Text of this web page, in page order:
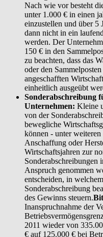
Nach wie vor besteht
unter 1.000 € in einen
einzustellen und über 5
dann nicht in ein
werden. Der
150 € in den
zu beachten, dass das
oder den
angeschafften
einheitlich ausgeübt
Sonderabschreibung
Unternehmen: Kleine
von der
bewegliche
können - unter weiteren
Anschaffung oder
Wirtschaftsjahren zur
Sonderabschreibungen
Anspruch genommen
entscheiden, in
Sonderabschreibung
des Gewinns steuern.
Inanspruchnahme der
2011 wieder von
€ auf 125.000 € bei